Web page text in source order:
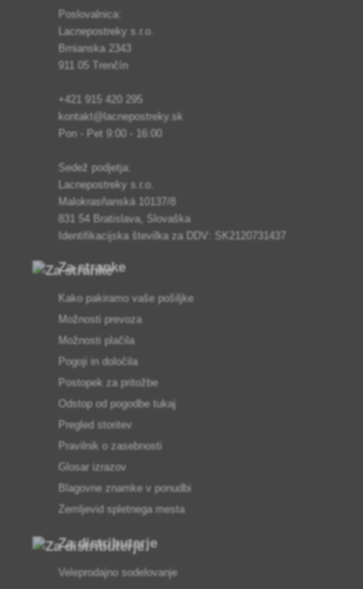
Poslovalnica:
Lacnepostreky s.r.o.
Brnianska 2343
911 05 Trenčín
+421 915 420 295
kontakt@lacnepostreky.sk
Pon - Pet 9:00 - 16:00
Sedež podjetja:
Lacnepostreky s.r.o.
Malokrasňanská 10137/8
831 54 Bratislava, Slovaška
Identifikacijska številka za DDV: SK2120731437
Za stranke
Kako pakiramo vaše pošiljke
Možnosti prevoza
Možnosti plačila
Pogoji in določila
Postopek za pritožbe
Odstop od pogodbe tukaj
Pregled storitev
Pravilnik o zasebnosti
Glosar izrazov
Blagovne znamke v ponudbi
Zemljevid spletnega mesta
Za distributerje
Veleprodajno sodelovanje